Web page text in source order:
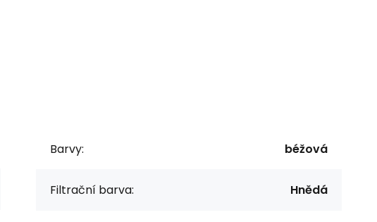
Barvy: béžová
Filtrační barva: Hnědá